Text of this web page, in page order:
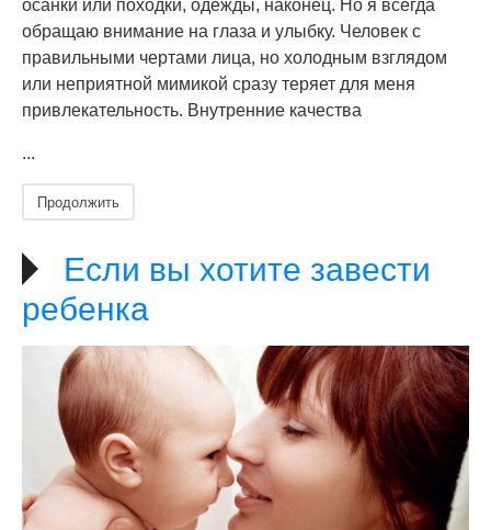
осанки или походки, одежды, наконец. Но я всегда
обращаю внимание на глаза и улыбку. Человек с
правильными чертами лица, но холодным взглядом
или неприятной мимикой сразу теряет для меня
привлекательность. Внутренние качества
...
Продолжить
Если вы хотите завести
ребенка